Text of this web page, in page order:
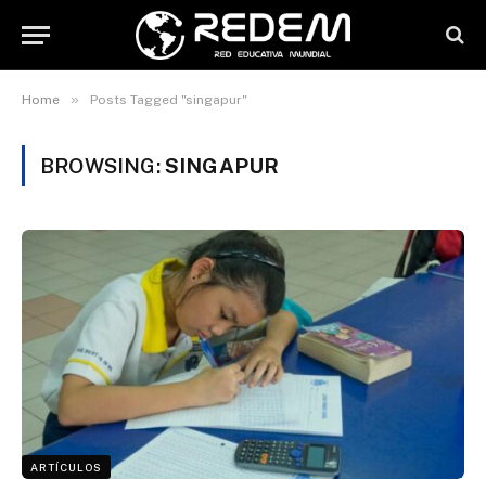
Home » Posts Tagged "singapur"
BROWSING:SINGAPUR
ARTÍCULOS